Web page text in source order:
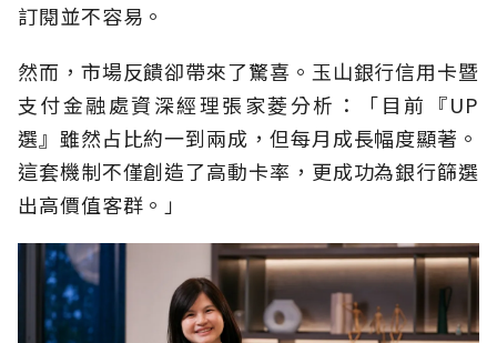
訂閱並不容易。
然而，市場反饋卻帶來了驚喜。玉山銀行信用卡暨
支付金融處資深經理張家菱分析：「目前『UP
選』雖然占比約一到兩成，但每月成長幅度顯著。
這套機制不僅創造了高動卡率，更成功為銀行篩選
出高價值客群。」